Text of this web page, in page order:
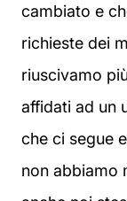
cambiato e
richieste dei
riuscivamo
affidati ad un
che ci segue
non abbiamo